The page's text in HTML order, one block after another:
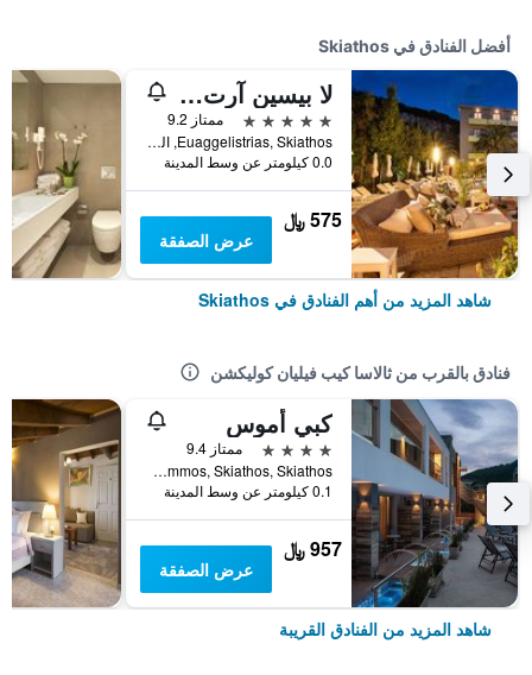
أفضل الفنادق في Skiathos
لا بيسين آرت هوتل - للبالغين فقط
5 نجوم
ممتاز 9.2
Euaggelistrias, Skiathos, اليونان
0.0 كيلومتر عن وسط المدينة
575 ﷼
عرض الصفقة
شاهد المزيد من أهم الفنادق في Skiathos
فنادق بالقرب من ثالاسا كيب فيليان كوليكشن
كبي أموس
4 نجوم
ممتاز 9.4
Megali Ammos, Skiathos, Skiathos, اليونان
0.1 كيلومتر عن وسط المدينة
957 ﷼
عرض الصفقة
شاهد المزيد من الفنادق القريبة